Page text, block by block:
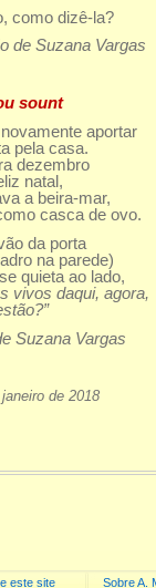
dizê-la?
de Suzana Vargas
sount
aportar
casa.
natal,
a beira-mar,
casca de ovo.
da porta
na parede)
ao lado,
vivos daqui, agora,
Vargas
de 2018
este site Sobre A.